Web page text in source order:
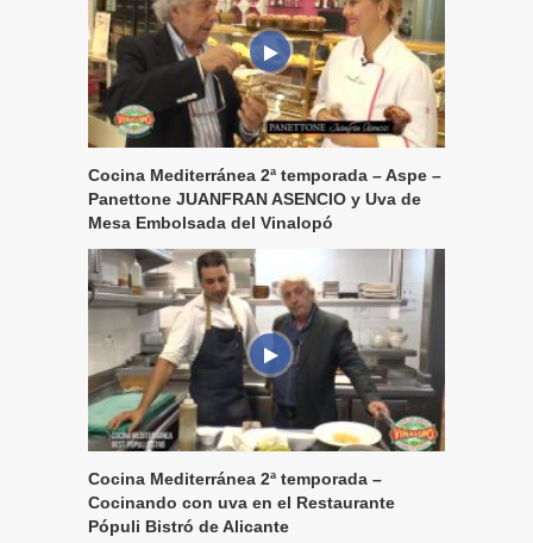
Cocina Mediterránea 2ª temporada – Aspe –
Panettone JUANFRAN ASENCIO y Uva de
Mesa Embolsada del Vinalopó
Cocina Mediterránea 2ª temporada –
Cocinando con uva en el Restaurante
Pópuli Bistró de Alicante